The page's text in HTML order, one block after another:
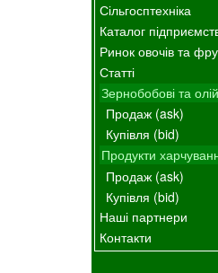
Сільгосптехніка
Каталог
Ринок овочів та
Статті
Зернобобові та
Продаж (ask)
Купівля (bid)
Продукти
Продаж (ask)
Купівля (bid)
Наші партнери
Контакти